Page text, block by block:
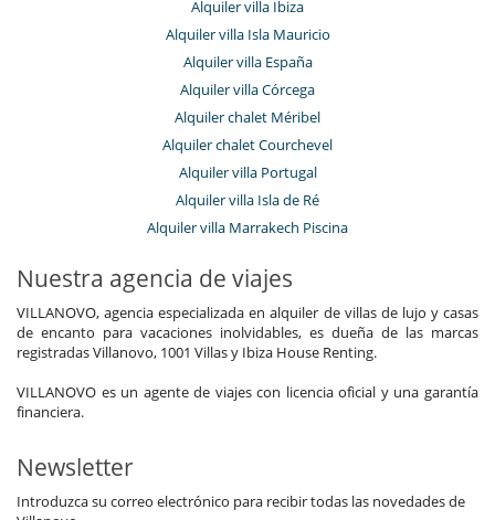
Alquiler villa Ibiza
Alquiler villa Isla Mauricio
Alquiler villa España
Alquiler villa Córcega
Alquiler chalet Méribel
Alquiler chalet Courchevel
Alquiler villa Portugal
Alquiler villa Isla de Ré
Alquiler villa Marrakech Piscina
Nuestra agencia de viajes
VILLANOVO, agencia especializada en alquiler de villas de lujo y casas
de encanto para vacaciones inolvidables, es dueña de las marcas
registradas Villanovo, 1001 Villas y Ibiza House Renting.
VILLANOVO es un agente de viajes con licencia oficial y una garantía
financiera.
Newsletter
Introduzca su correo electrónico para recibir todas las novedades de